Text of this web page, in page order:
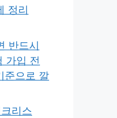
정리
반드시
가입 전
준으로 깔
리스